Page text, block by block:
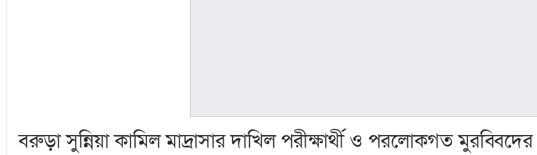
বরুড়া সুন্নিয়া কামিল মাদ্রাসার দাখিল পরীক্ষার্থী ও পরলোকগত